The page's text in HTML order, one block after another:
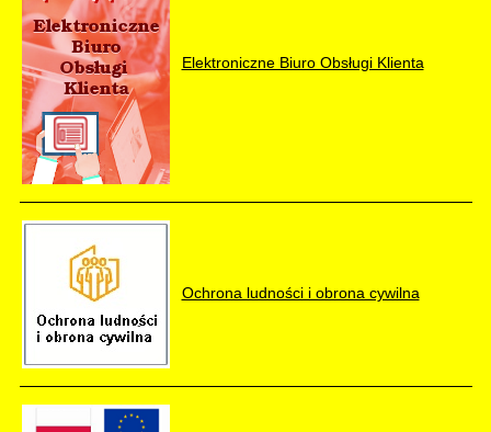
Elektroniczne Biuro Obsługi Klienta
Ochrona ludności i obrona cywilna